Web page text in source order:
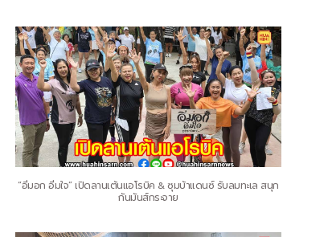
“อิ่มอก อิ่มใจ” เปิดลานเต้นแอโรบิค & ซุมบ้าแดนซ์ รับลมทะเล สนุก
กันมันส์กระจาย